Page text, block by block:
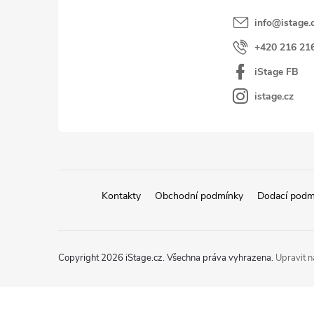
info@
+420 216
iStage FB
istage.cz
Kontakty Obchodní podmínky Dodací
Copyright 2026 iStage.cz. Všechna práva vyhrazena. Upravit